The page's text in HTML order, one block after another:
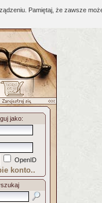
Pamiętaj, że zawsze
jako:
OpenID
konto..